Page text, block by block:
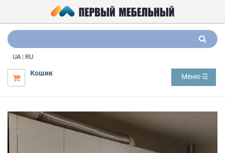
UA | RU

Кошик Меню ☰